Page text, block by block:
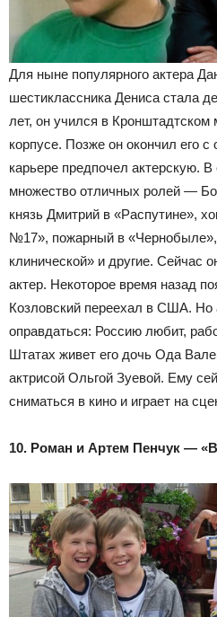
Для ныне популярного актера
шестиклассника Дениса стала
лет, он учился в
корпусе. Позже он окончил его с
карьере предпочел актерскую.
множество отличных ролей —
князь Дмитрий в «Распутине»,
№17», пожарный в «Чернобыле»,
клинической» и другие. Сейчас
актер. Некоторое время назад
Козловский переехал в США. Но
оправдаться: Россию любит,
Штатах живет его дочь Ода
актрисой Ольгой Зуевой. Ему
сниматься в кино и играет на
10. Роман и Артем Пенчук —